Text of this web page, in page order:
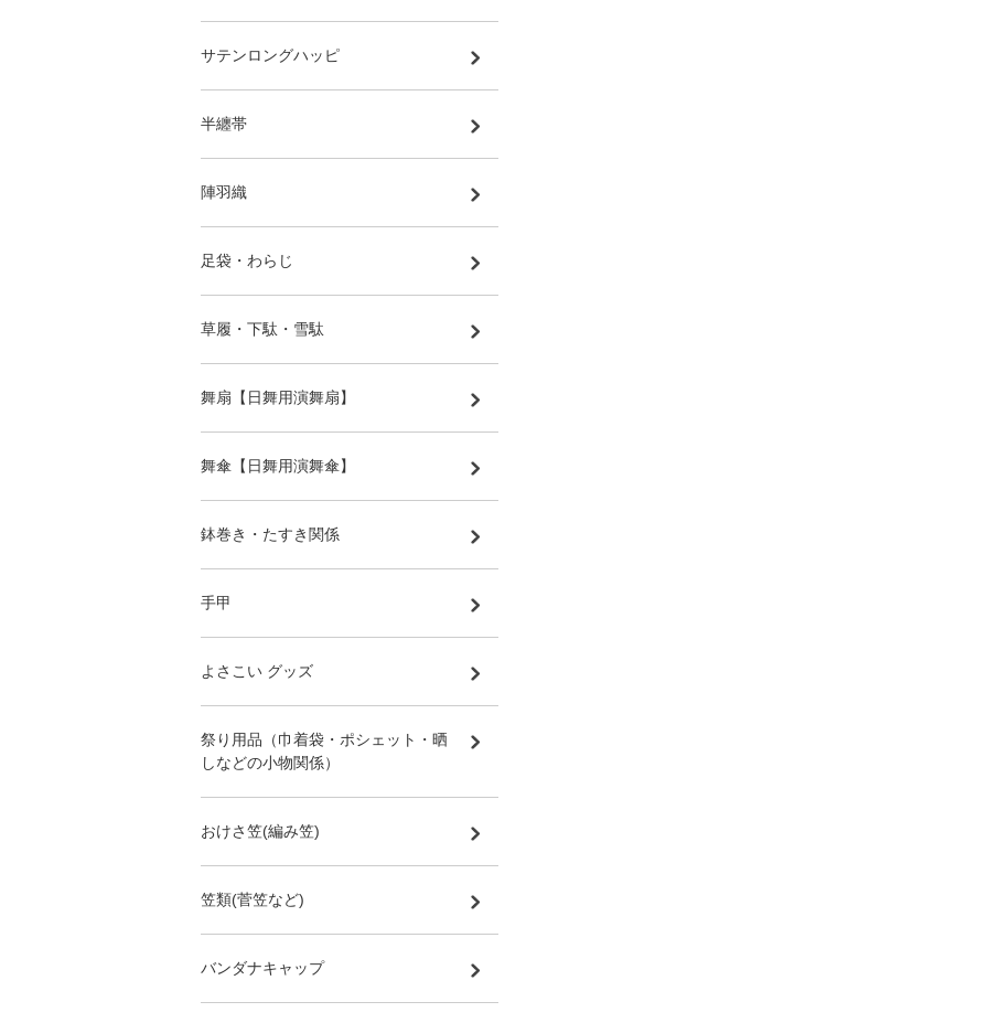
サテンロングハッピ
半纏帯
陣羽織
足袋・わらじ
草履・下駄・雪駄
舞扇【日舞用演舞扇】
舞傘【日舞用演舞傘】
鉢巻き・たすき関係
手甲
よさこい グッズ
祭り用品（巾着袋・ポシェット・晒
しなどの小物関係）
おけさ笠(編み笠)
笠類(菅笠など)
バンダナキャップ